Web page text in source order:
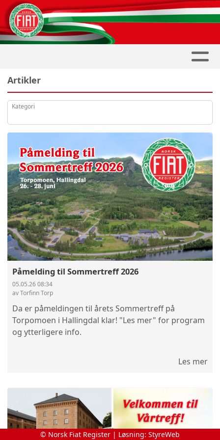
Artikler
Kategori
Påmelding til Sommertreff 2026
05.05.26 08:34
av Torfinn Torp
Da er påmeldingen til årets Sommertreff på
Torpomoen i Hallingdal klar! "Les mer" for program
og ytterligere info.
Les mer
© Norsk Fiat Register | Løsning: StyreWeb